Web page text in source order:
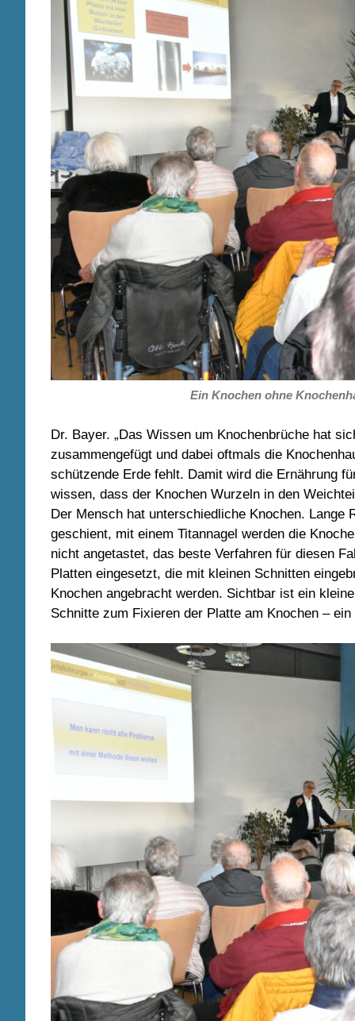
Ein Knochen ohne
Dr. Bayer. „Das Wissen um Knochenbrüche hat
zusammengefügt und dabei oftmals die
schützende Erde fehlt. Damit wird die Ernährung
wissen, dass der Knochen Wurzeln in den
Der Mensch hat unterschiedliche Knochen. Lange
geschient, mit einem Titannagel werden die
nicht angetastet, das beste Verfahren für diesen
Platten eingesetzt, die mit kleinen Schnitten
Knochen angebracht werden. Sichtbar ist ein
Schnitte zum Fixieren der Platte am Knochen –